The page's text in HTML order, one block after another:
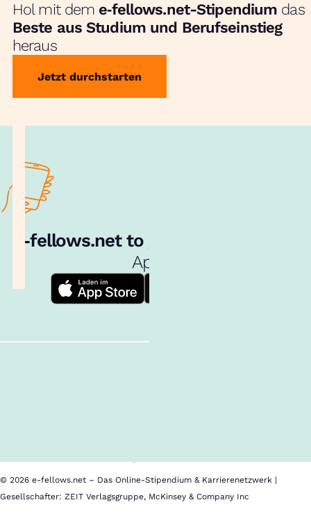
Hol mit dem e‑fellows.net-Stipendium das
Beste aus Studium und Berufseinstieg
heraus
Jetzt durchstarten
e‑fellows.net to go:
App!
© 2026 e-fellows.net – Das Online-Stipendium & Karrierenetzwerk |
Gesellschafter: ZEIT Verlagsgruppe, McKinsey & Company Inc